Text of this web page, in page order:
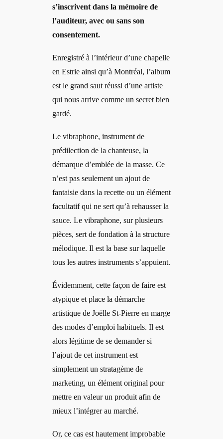
s’inscrivent dans la mémoire de
l’auditeur, avec ou sans son
consentement.
Enregistré à l’intérieur d’une chapelle
en Estrie ainsi qu’à Montréal, l’album
est le grand saut réussi d’une artiste
qui nous arrive comme un secret bien
gardé.
Le vibraphone, instrument de
prédilection de la chanteuse, la
démarque d’emblée de la masse. Ce
n’est pas seulement un ajout de
fantaisie dans la recette ou un élément
facultatif qui ne sert qu’à rehausser la
sauce. Le vibraphone, sur plusieurs
pièces, sert de fondation à la structure
mélodique. Il est la base sur laquelle
tous les autres instruments s’appuient.
Évidemment, cette façon de faire est
atypique et place la démarche
artistique de Joëlle St-Pierre en marge
des modes d’emploi habituels. Il est
alors légitime de se demander si
l’ajout de cet instrument est
simplement un stratagème de
marketing, un élément original pour
mettre en valeur un produit afin de
mieux l’intégrer au marché.
Or, ce cas est hautement improbable